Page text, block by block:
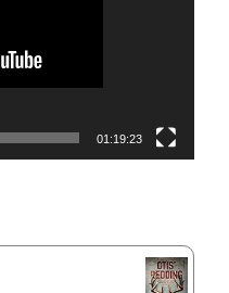
01:19:23